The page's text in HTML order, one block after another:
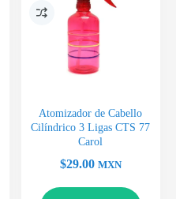
Atomizador de Cabello
Cilíndrico 3 Ligas CTS 77
Carol
$29.00 MXN